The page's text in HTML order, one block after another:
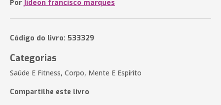
Por Jideon francisco marques
Código do livro: 533329
Categorias
Saúde E Fitness, Corpo, Mente E Espírito
Compartilhe este livro